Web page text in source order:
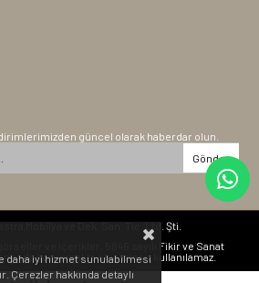
güncel olarak haberdar olun.
Gönder
Mobilya ve Dek. San. Tic. Ltd. Şti.
ve içerikler, 5846 sayılı Fikir ve Sanat
korunmakta olup izinsiz kullanılamaz.
iyi hizmet sunulabilmesi
Çerezler hakkında detaylı